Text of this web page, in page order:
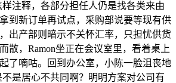
样注释，各部分担任人仍是找各类来由
到新订单再试点，采购部说要等现有供
出产部则暗示不关怀汇率，只担忧供货
散，Ramon坐正在会议室里，看着桌上
了嘀咕。回到办公室，小陈一脸沮丧地
不是居心不共同啊？明明方案对公司有